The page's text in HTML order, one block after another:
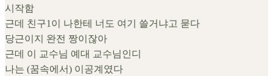
시작함
근데 친구1이 나한테 너도 여기 쓸거냐고 묻다
당근이지 완전 짱이잖아
근데 이 교수님 예대 교수님인디
나는 (꿈속에서) 이공계였다